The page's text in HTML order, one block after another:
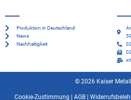
Produktion in Deutschland
News
Nachhaltigkeit
© 2026 Kaiser
Cookie-Zustimmung AGB|